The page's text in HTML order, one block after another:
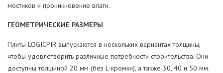
мостиков и проникновение влаги.
ГЕОМЕТРИЧЕСКИЕ РАЗМЕРЫ
Плиты LOGICPIR выпускаются в нескольких вариантах толщины,
чтобы удовлетворить различные потребности строительства. Они
доступны толщиной 20 мм (без L-кромки), а также 30, 40 и 50 мм.